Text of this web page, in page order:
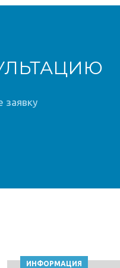
заявку
ИНФОРМАЦИЯ